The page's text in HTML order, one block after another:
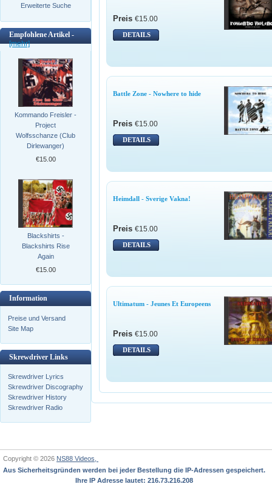
Erweiterte Suche
Empfohlene Artikel -
[mehr]
Kommando Freisler -
Project
Wolfsschanze (Club
Dirlewanger)
€15.00
Blackshirts -
Blackshirts Rise
Again
€15.00
Information
Preise und Versand
Site Map
Skrewdriver Links
Skrewdriver Lyrics
Skrewdriver Discography
Skrewdriver History
Skrewdriver Radio
Preis €15.00
DETAILS
Battle Zone - Nowhere to hide
Preis €15.00
DETAILS
Heimdall - Sverige Vakna!
Preis €15.00
DETAILS
Ultimatum - Jeunes Et Europeens
Preis €15.00
DETAILS
Copyright © 2026 NS88 Videos,
Aus Sicherheitsgründen werden bei jeder Bestellung die IP-Adressen gespeichert.
Ihre IP Adresse lautet: 216.73.216.208